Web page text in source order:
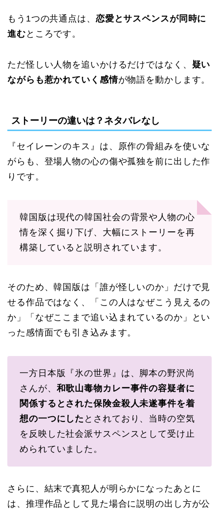
もう1つの共通点は、 恋愛とサスペンスが同時に
進む ところです。
ただ怪しい人物を追いかけるだけではなく、 疑い
ながらも惹かれていく感情が物語を動かします。
ストーリーの違いは？ネタバレなし
『セイレーンのキス』は、原作の骨組みを使いな
がらも、登場人物の心の傷や孤独を前に出した作
りです。
韓国版は現代の韓国社会の背景や人物の心
情を深く掘り下げ、大幅にストーリーを再
構築していると説明されています。
そのため、韓国版は「誰が怪しいのか」だけで見
せる作品ではなく、「この人はなぜこう見えるの
か」「なぜここまで追い込まれているのか」とい
った感情面でも引き込みます。
一方日本版『氷の世界』は、脚本の野沢尚
さんが、 和歌山毒物カレー事件の容疑者に
関係するとされた保険金殺人未遂事件を着
想の一つにした とされており、当時の空気
を反映した社会派サスペンスとして受け止
められていました。
さらに、結末で真犯人が明らかになったあとに
は、推理作品として見た場合に説明の出し方が公